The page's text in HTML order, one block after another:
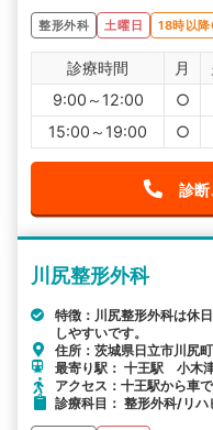
整形外科 土曜日 18時以
診療時間 月
9:00～12:00
○
15:00～19:00
○
診
川尻整形外科
特徴：川尻整形外科は休
しやすいです。
住所：茨城県日立市川尻
最寄り駅： 十王駅 小木
アクセス：十王駅から車
診療科目： 整形外科/リ